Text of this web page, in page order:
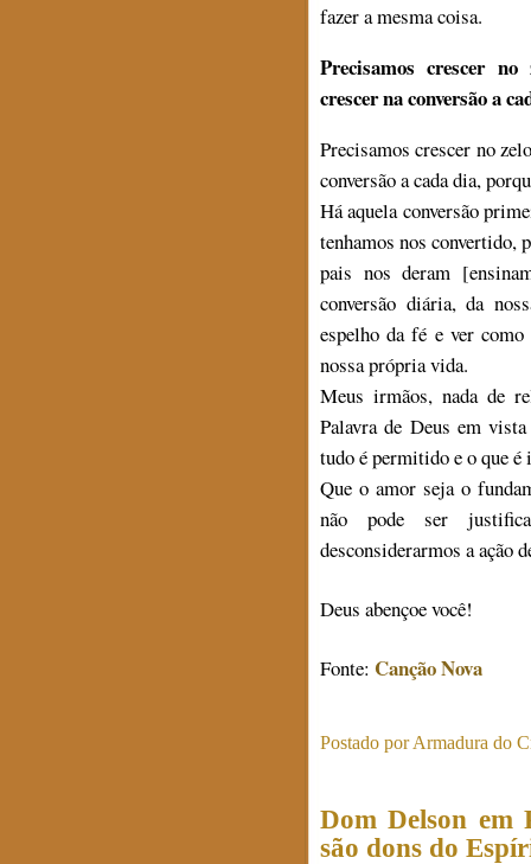
fazer a mesma coisa.
Precisamos crescer
crescer na conversão a
Precisamos crescer no
conversão a cada dia,
Há aquela conversão
tenhamos nos convertido,
pais nos deram
conversão diária, da
espelho da fé e ver
nossa própria vida.
Meus irmãos, nada de
Palavra de Deus em
tudo é permitido e o que é
Que o amor seja o
não pode ser
desconsiderarmos a ação
Deus abençoe você!
Fonte: Canção Nova
Postado porArmadura do
Dom Delson em
são dons do